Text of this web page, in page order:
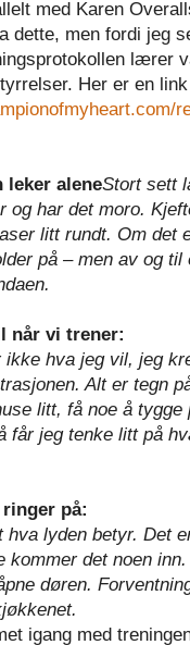
med Karen
dette, men fordi jeg
lærer
Her er en
leker aleneStort sett
og har det moro.
litt rundt. Om det
på – men av og
når vi trener:
ikke hva jeg vil, jeg
Alt er tegn
litt, få noe å
får jeg tenke litt på
på:
hva lyden betyr. Det
kommer det noen
døren.
igang med